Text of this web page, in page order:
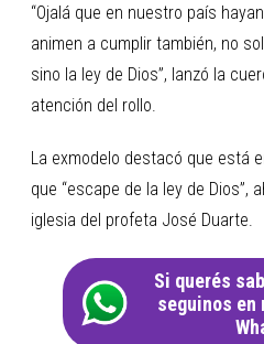
“Ojalá que en nuestro país
animen a cumplir también, no
sino la ley de Dios”, lanzó la
atención del rollo.
La exmodelo destacó que está
que “escape de la ley de Dios”,
iglesia del profeta José Duarte.
Si querés
seguinos en